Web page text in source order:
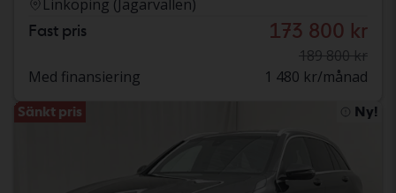
Linköping (Jägarvallen)
Fast pris 173 800 kr
189 800 kr
Med finansiering
1 480 kr/månad
Sänkt pris Ny!